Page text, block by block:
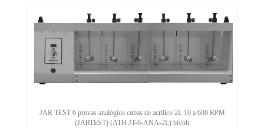
JAR TEST 6 provas analógico cubas de acrílico 2L 10 a 600 RPM
(JARTEST) (ATH JT-6-ANA-2L) bivolt